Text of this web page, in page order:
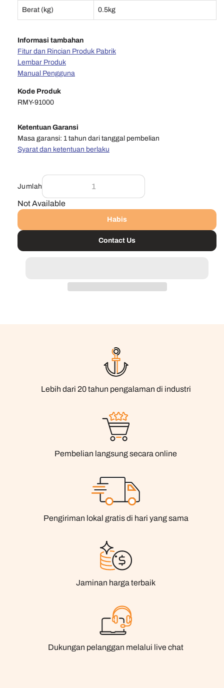
Berat (kg) 0.5kg
Informasi tambahan
Fitur dan Rincian Produk Pabrik
Lembar Produk
Manual Pengguna
Kode Produk
RMY-91000
Ketentuan Garansi
Masa garansi: 1 tahun dari tanggal pembelian
Syarat dan ketentuan berlaku
Jumlah
Not Available
Habis
Contact Us
Lebih dari 20 tahun pengalaman di industri
Pembelian langsung secara online
Pengiriman lokal gratis di hari yang sama
Jaminan harga terbaik
Dukungan pelanggan melalui live chat